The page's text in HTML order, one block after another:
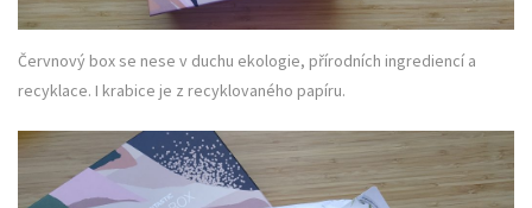
Červnový box se nese v duchu ekologie, přírodních ingrediencí a
recyklace. I krabice je z recyklovaného papíru.